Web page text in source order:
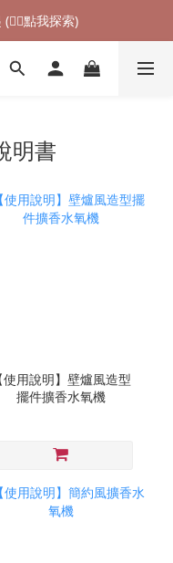
點我領取)
點我探索)
(👉🏻點我領取)
明書
使用說明】壁爐風造型
擺件擴香水氧機